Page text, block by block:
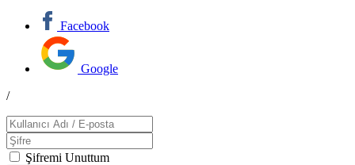
Facebook
Google
/
Şifremi Unuttum